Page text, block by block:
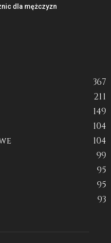
dla mężczyzn
367
211
149
104
104
99
95
95
93